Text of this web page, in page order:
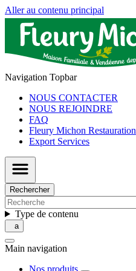
Aller au contenu principal
Navigation Topbar
NOUS CONTACTER
NOUS REJOINDRE
FAQ
Fleury Michon Restauration
Export Services
Rechercher
Type de contenu
Main navigation
Nos produits